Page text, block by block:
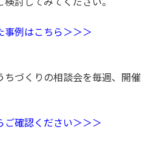
例はこちら＞＞＞
ちづくりの相談会を毎週、開催
確認ください＞＞＞